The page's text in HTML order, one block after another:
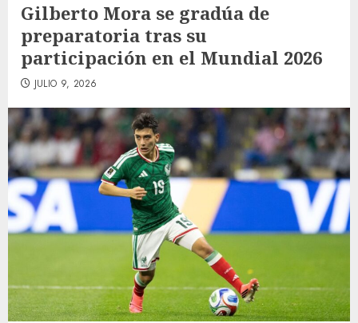
Gilberto Mora se gradúa de
preparatoria tras su
participación en el Mundial 2026
JULIO 9, 2026